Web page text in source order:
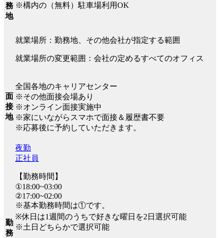
務
地
※構内の（無料）駐車場利用OK
就業場所：勤務地、その他会社が指定する範囲
就業場所の変更範囲：会社の定めるすべてのオフィス
面
接
地
全国各地のキャリアセンター
※その他面接会場あり
※オンライン面接実施中
※家にいながらスマホで面接＆履歴書不要
※応募後に予約していただきます。
勤
務
夜勤
正社員
【勤務時間】
①18:00~03:00
②17:00~02:00
※基本勤務時間は①です。
※休日は1週間のうちで好きな曜日を2日選択可能
※土日どちらかで選択可能